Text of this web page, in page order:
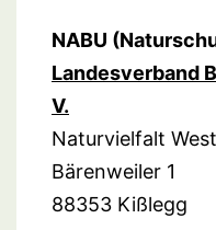
NABU
Landesverband
V.
Naturvielfalt
Bärenweiler 1
88353 Kißlegg